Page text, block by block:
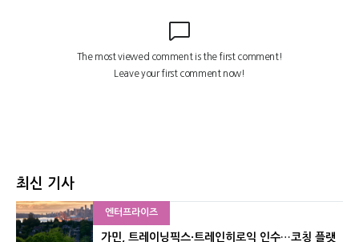
최신 기사
엔터프라이즈
가민, 트레이닝픽스·트레인히로익 인수…코칭 플랫